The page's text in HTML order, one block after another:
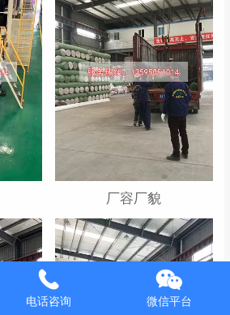
厂容厂貌
电话咨询 微信平台